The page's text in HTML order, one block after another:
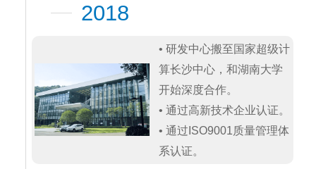
2018
• 研发中心搬至国家超级计
算长沙中心，和湖南大学
开始深度合作。
• 通过高新技术企业认证。
• 通过ISO9001质量管理体
系认证。